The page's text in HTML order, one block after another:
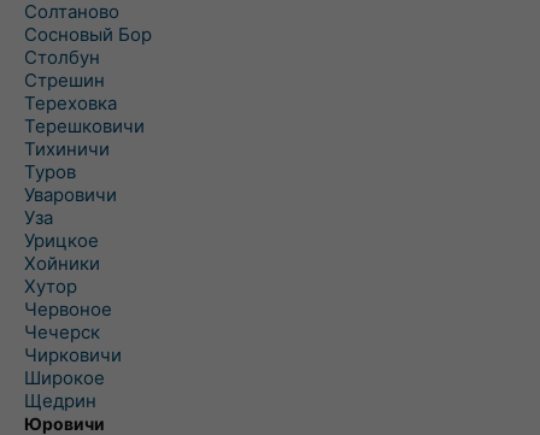
Солтаново
Сосновый Бор
Столбун
Стрешин
Тереховка
Терешковичи
Тихиничи
Туров
Уваровичи
Уза
Урицкое
Хойники
Хутор
Червоное
Чечерск
Чирковичи
Широкое
Щедрин
Юровичи